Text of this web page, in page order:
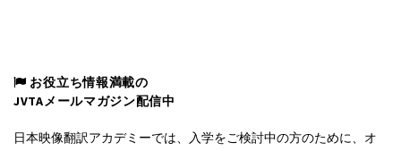
お役立ち情報満載の
JVTAメールマガジン配信中
日本映像翻訳アカデミーでは、入学をご検討中の方のために、オ